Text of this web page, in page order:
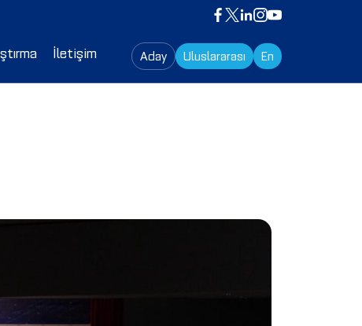
İletişim Aday Uluslararası En